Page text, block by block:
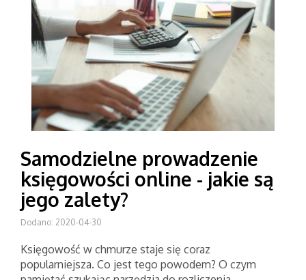
Samodzielne prowadzenie
księgowości online - jakie są
jego zalety?
Dodano: 2020-04-30
Księgowość w chmurze staje się coraz
popularniejsza. Co jest tego powodem? O czym